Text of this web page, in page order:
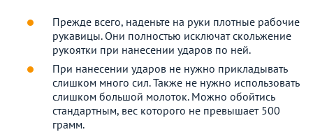
Прежде всего, наденьте на руки плотные рабочие
рукавицы. Они полностью исключат скольжение
рукоятки при нанесении ударов по ней.
При нанесении ударов не нужно прикладывать
слишком много сил. Также не нужно использовать
слишком большой молоток. Можно обойтись
стандартным, вес которого не превышает 500
грамм.